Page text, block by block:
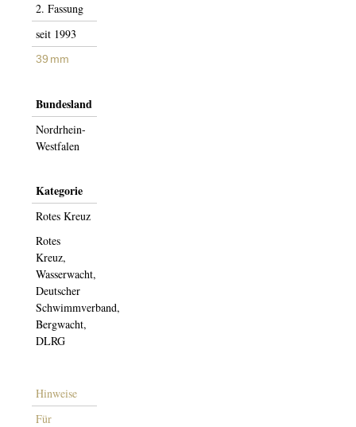
2. Fas­­sung
seit 1993
39 mm
Bundesland
Nordrhein-
Westfalen
Kategorie
Rotes Kreuz
Rotes
Kreuz,
Wasserwacht,
Deutscher
Schwimmverband,
Bergwacht,
DLRG
Hinweise
Für